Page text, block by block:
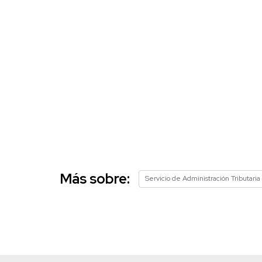
Más sobre: Servicio de Administración Tributaria